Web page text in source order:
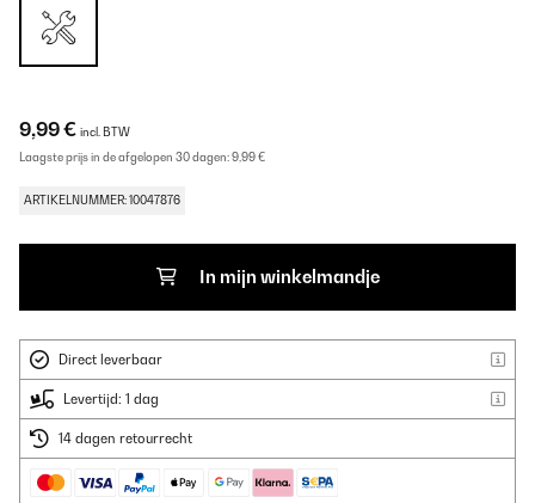
9,99 € incl. BTW
Laagste prijs in de afgelopen 30 dagen:9,99 €
ARTIKELNUMMER: 10047876
In mijn winkelmandje
Direct leverbaar
Levertijd: 1 dag
14 dagen retourrecht